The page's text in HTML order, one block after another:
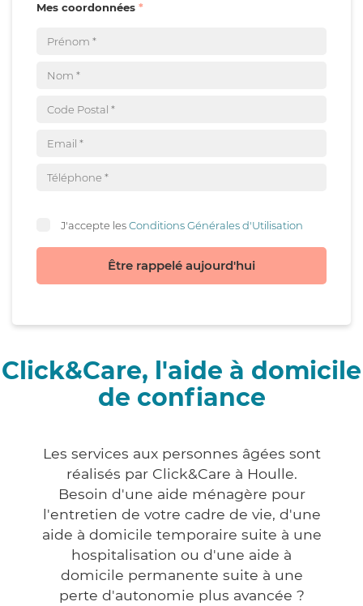
Mes coordonnées
J'accepte lesConditions Générales d'Utilisation
Être rappelé aujourd'hui
Click&Care, l'aide à domicile
de confiance
Les services aux personnes âgées sont
réalisés par Click&Care à Houlle.
Besoin d'une aide ménagère pour
l'entretien de votre cadre de vie, d'une
aide à domicile temporaire suite à une
hospitalisation ou d'une aide à
domicile permanente suite à une
perte d'autonomie plus avancée ?